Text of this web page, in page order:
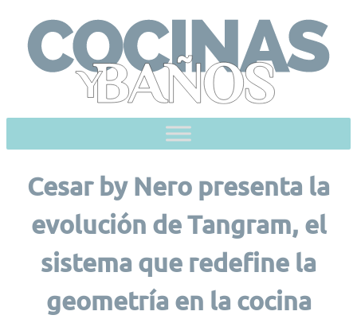
content
Cesar by Nero presenta la
evolución de Tangram, el
sistema que redefine la
geometría en la cocina